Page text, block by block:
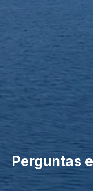
Perguntas